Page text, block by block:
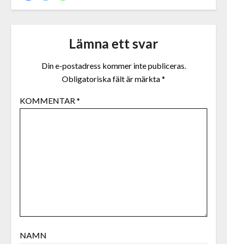
Lämna ett svar
Din e-postadress kommer inte publiceras.
Obligatoriska fält är märkta*
KOMMENTAR*
NAMN